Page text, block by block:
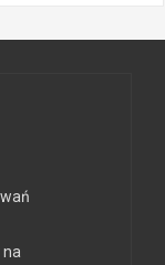
na